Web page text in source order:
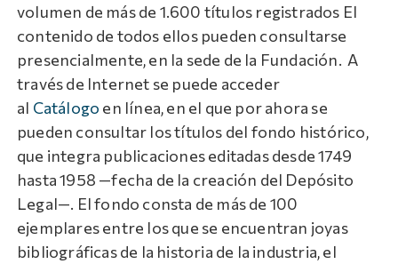
volumen de más de 1.600 títulos registrados El
contenido de todos ellos pueden consultarse
presencialmente, en la sede de la Fundación. A
través de Internet se puede acceder
al Catálogo en línea, en el que por ahora se
pueden consultar los títulos del fondo histórico,
que integra publicaciones editadas desde 1749
hasta 1958 —fecha de la creación del Depósito
Legal—. El fondo consta de más de 100
ejemplares entre los que se encuentran joyas
bibliográficas de la historia de la industria, el